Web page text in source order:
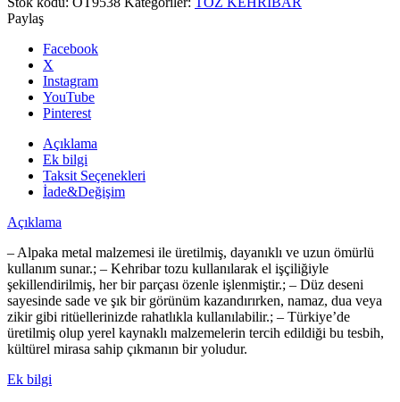
Namaz
Tesbihi,
Dua
Tesbihi,
Zikir
Tesbihi
adet
Paylaş
Facebook
X
Instagram
YouTube
Pinterest
Açıklama
Ek bilgi
Taksit Seçenekleri
İade&Değişim
Açıklama
– Alpaka metal malzemesi ile üretilmiş, dayanıklı ve uzun ömürlü
kullanım sunar.; – Kehribar tozu kullanılarak el işçiliğiyle
şekillendirilmiş, her bir parçası özenle işlenmiştir.; – Düz deseni
sayesinde sade ve şık bir görünüm kazandırırken, namaz, dua veya
zikir gibi ritüellerinizde rahatlıkla kullanılabilir.; – Türkiye’de
üretilmiş olup yerel kaynaklı malzemelerin tercih edildiği bu tesbih,
kültürel mirasa sahip çıkmanın bir yoludur.
Ek bilgi